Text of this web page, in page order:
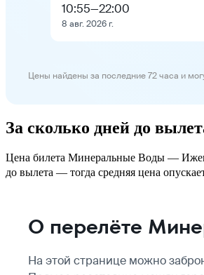
10:55—22:00
8 авг. 2026 г.
Цены найдены за последние 72 часа и
За сколько дней до
Цена билета Минеральные Воды —
до вылета — тогда средняя цена
О перелёте
На этой странице можно